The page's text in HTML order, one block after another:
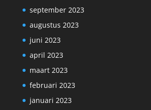
september 2023
augustus 2023
juni 2023
april 2023
maart 2023
februari 2023
januari 2023